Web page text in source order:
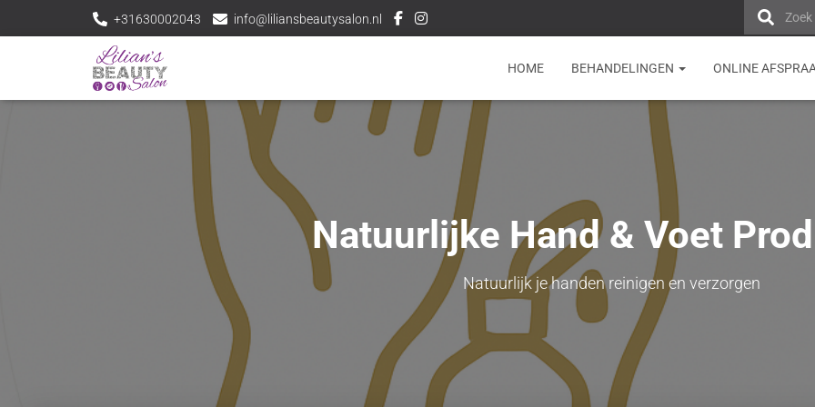
+31630002043 info@liliansbeautysalon.nl
HOME BEHANDELINGEN ONLINE
Natuurlijke Hand & Voet
Natuurlijk je handen reinigen en verzorgen